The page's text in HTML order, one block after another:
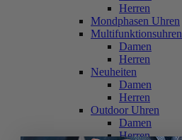
Herren
Mondphasen Uhren
Multifunktionsuhren
Damen
Herren
Neuheiten
Damen
Herren
Outdoor Uhren
Damen
Herren